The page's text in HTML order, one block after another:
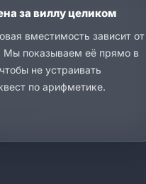
за виллу целиком
вместимость зависит от
Мы показываем её прямо в
не устраивать
по арифметике.